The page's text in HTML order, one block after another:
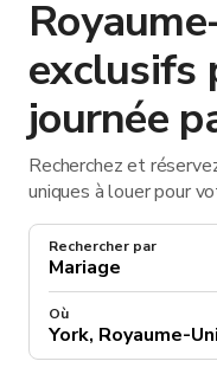
exclusifs
journée
Recherchez et
uniques à louer pour
Rechercher par
Où